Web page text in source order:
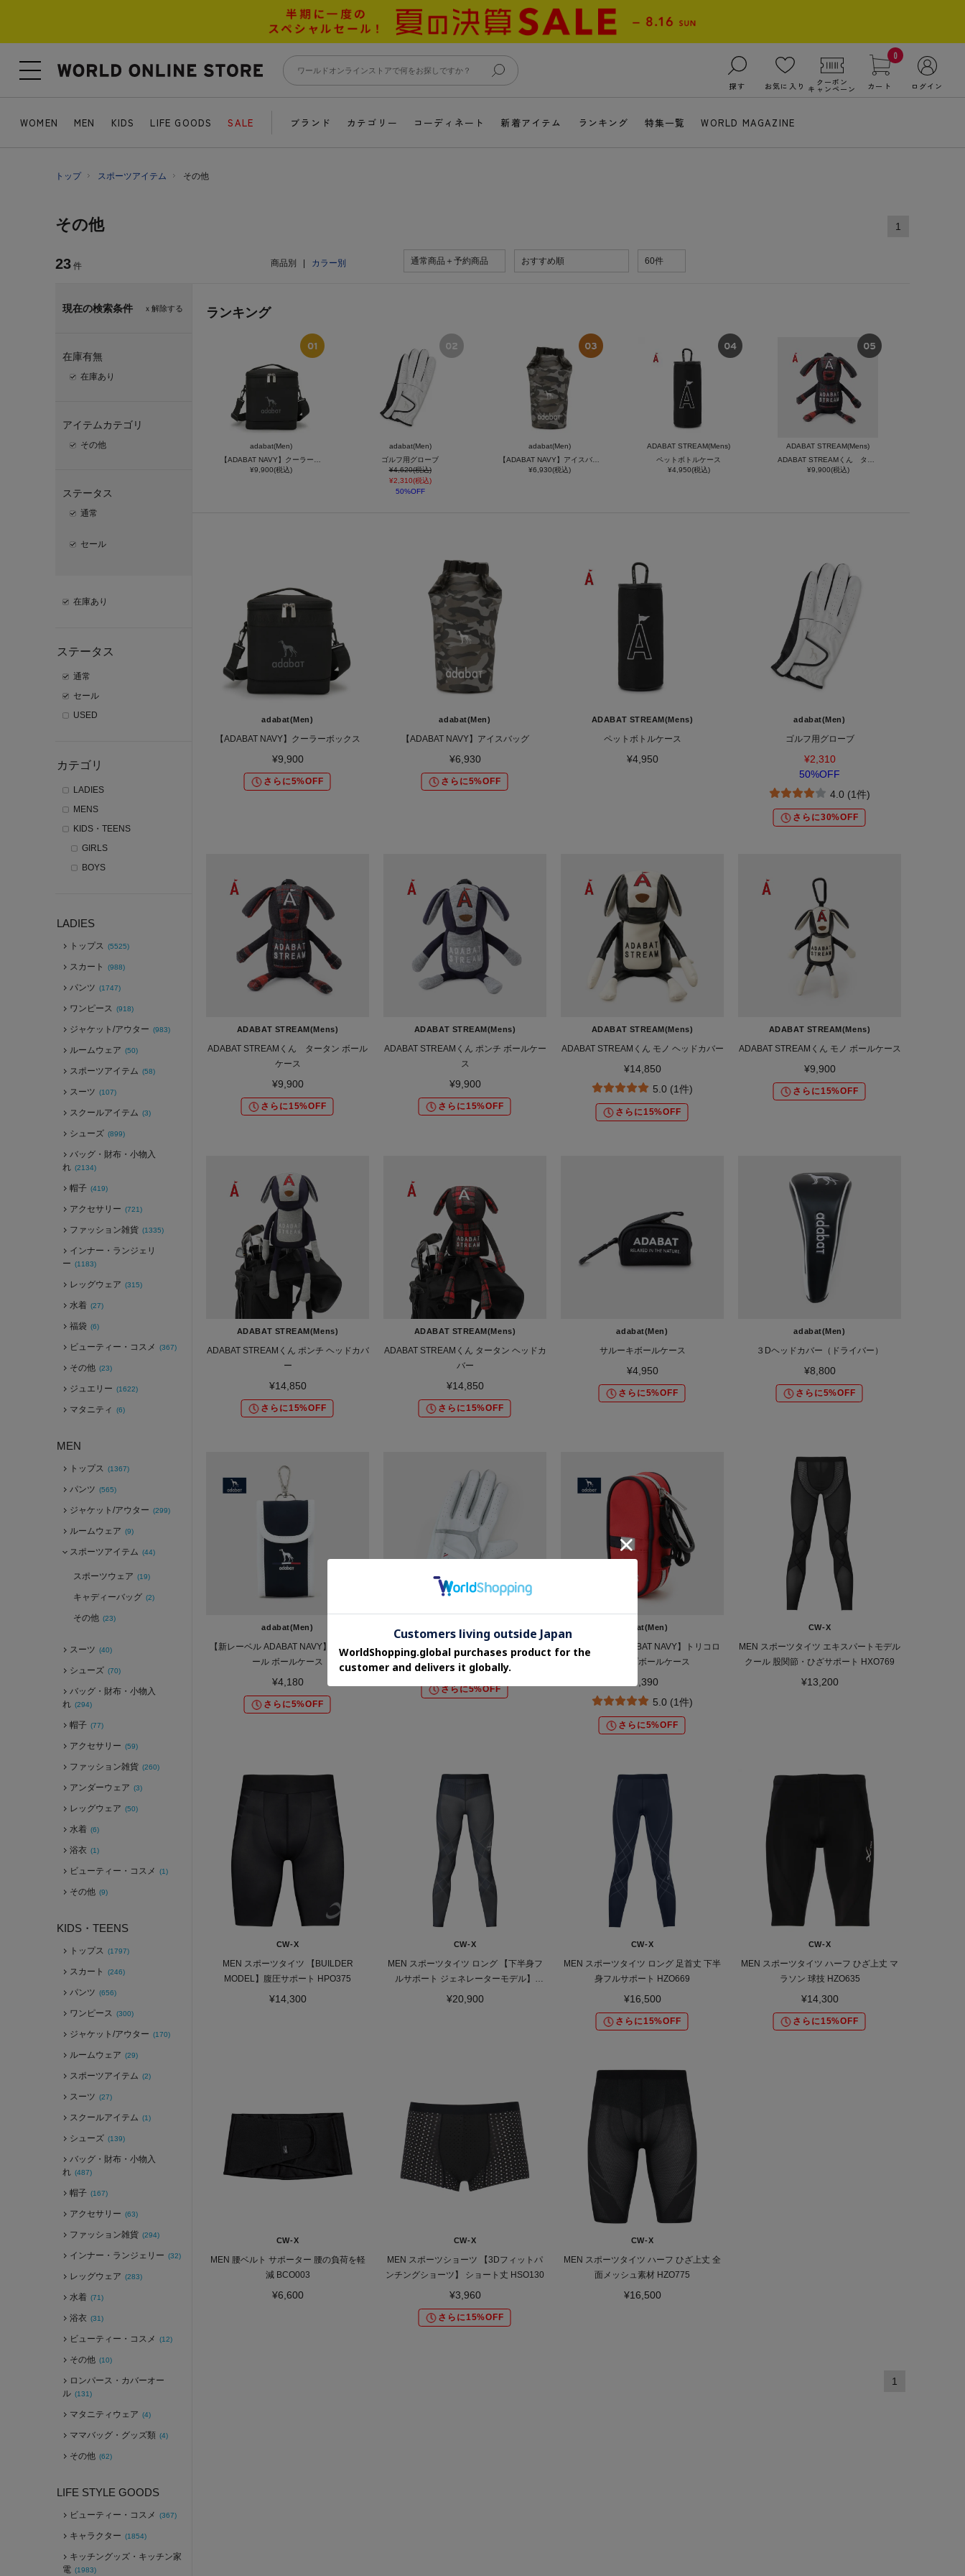
探す お気に入り クーポン
キャンペーン
0
カート ログイン
WOMEN MEN KIDS LIFE GOODS SALE ブランド カテゴリー コーディネート 新着アイテム ランキング 特集一覧 WORLD MAGAZINE
トップ スポーツアイテム その他
その他
23 件 商品別 カラー別 通常商品＋予約商品 おすすめ順 60件
1
ｘ解除する
現在の検索条件
在庫有無
在庫あり
アイテムカテゴリ
その他
ステータス
通常
セール
在庫あり
ステータス
通常
セール
USED
カテゴリ
LADIES
MENS
KIDS・TEENS
GIRLS
BOYS
LADIES
トップス (5525)
スカート (988)
パンツ (1747)
ワンピース (918)
ジャケット/アウター (983)
ルームウェア (50)
スポーツアイテム (58)
スーツ (107)
スクールアイテム (3)
シューズ (899)
バッグ・財布・小物入
れ (2134)
帽子 (419)
アクセサリー (721)
ファッション雑貨 (1335)
インナー・ランジェリ
ー (1183)
レッグウェア (315)
水着 (27)
福袋 (6)
ビューティー・コスメ (367)
その他 (23)
ジュエリー (1622)
マタニティ (6)
MEN
トップス (1367)
パンツ (565)
ジャケット/アウター (299)
ルームウェア (9)
スポーツアイテム (44)
スポーツウェア (19)
キャディーバッグ (2)
その他 (23)
スーツ (40)
シューズ (70)
バッグ・財布・小物入
れ (294)
帽子 (77)
アクセサリー (59)
ファッション雑貨 (260)
アンダーウェア (3)
レッグウェア (50)
水着 (6)
浴衣 (1)
ビューティー・コスメ (1)
その他 (9)
KIDS・TEENS
トップス (1797)
スカート (246)
パンツ (656)
ワンピース (300)
ジャケット/アウター (170)
ルームウェア (29)
スポーツアイテム (2)
スーツ (27)
スクールアイテム (1)
シューズ (139)
バッグ・財布・小物入
れ (487)
帽子 (167)
アクセサリー (63)
ファッション雑貨 (294)
インナー・ランジェリー (32)
レッグウェア (283)
水着 (71)
浴衣 (31)
ビューティー・コスメ (12)
その他 (10)
ロンパース・カバーオー
ル (131)
マタニティウェア (4)
ママバッグ・グッズ類 (4)
その他 (62)
LIFE STYLE GOODS
ビューティー・コスメ (367)
キャラクター (1854)
キッチングッズ・キッチン家
電 (1983)
ランキング
adabat(Men)
¥9,900(税込)
adabat(Men)
ゴルフ用グローブ
¥4,620(税込)
¥2,310(税込)
50%OFF
adabat(Men)
¥6,930(税込)
ADABAT STREAM(Mens)
ペットボトルケース
¥4,950(税込)
ADABAT STREAM(Mens)
¥9,900(税込)
adabat(Men)
【ADABAT NAVY】クーラーボックス
¥9,900
さらに5%OFF
adabat(Men)
【ADABAT NAVY】アイスバッグ
¥6,930
さらに5%OFF
ADABAT STREAM(Mens)
ペットボトルケース
¥4,950
adabat(Men)
ゴルフ用グローブ
¥2,310
50%OFF
4.0 (1件)
さらに30%OFF
ADABAT STREAM(Mens)
ADABAT STREAMくん タータン ボール
ケース
¥9,900
さらに15%OFF
ADABAT STREAM(Mens)
ADABAT STREAMくん ポンチ ボールケー
ス
¥9,900
さらに15%OFF
ADABAT STREAM(Mens)
ADABAT STREAMくん モノ ヘッドカバー
¥14,850
5.0 (1件)
さらに15%OFF
ADABAT STREAM(Mens)
ADABAT STREAMくん モノ ボールケース
¥9,900
さらに15%OFF
ADABAT STREAM(Mens)
ADABAT STREAMくん ポンチ ヘッドカバ
ー
¥14,850
さらに15%OFF
ADABAT STREAM(Mens)
ADABAT STREAMくん タータン ヘッドカ
バー
¥14,850
さらに15%OFF
adabat(Men)
サルーキボールケース
¥4,950
さらに5%OFF
adabat(Men)
３Dヘッドカバー（ドライバー）
¥8,800
さらに5%OFF
adabat(Men)
【新レーベル ADABAT NAVY】トリコロ
ール ボールケース
¥4,180
さらに5%OFF
ゴルフ用コンビグローブ
¥5,940
さらに5%OFF
adabat(Men)
【新レーベル ADABAT NAVY】トリコロ
ールジップボールケース
¥5,390
5.0 (1件)
さらに5%OFF
CW-X
MEN スポーツタイツ エキスパートモデル
クール 股関節・ひざサポート HXO769
¥13,200
CW-X
MEN スポーツタイツ 【BUILDER
MODEL】腹圧サポート HPO375
¥14,300
CW-X
MEN スポーツタイツ ロング 【下半身フ
ルサポート ジェネレーターモデル】
HZO779
¥20,900
CW-X
MEN スポーツタイツ ロング 足首丈 下半
身フルサポート HZO669
¥16,500
さらに15%OFF
CW-X
MEN スポーツタイツ ハーフ ひざ上丈 マ
ラソン 球技 HZO635
¥14,300
さらに15%OFF
CW-X
MEN 腰ベルト サポーター 腰の負荷を軽
減 BCO003
¥6,600
CW-X
MEN スポーツショーツ 【3Dフィットパ
ンチングショーツ】 ショート丈 HSO130
¥3,960
さらに15%OFF
CW-X
MEN スポーツタイツ ハーフ ひざ上丈 全
面メッシュ素材 HZO775
¥16,500
1